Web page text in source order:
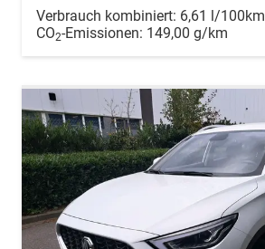
Verbrauch kombiniert: 6,61 l/100km
CO2-Emissionen: 149,00 g/km